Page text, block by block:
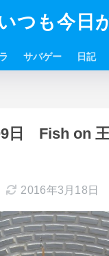
つも今日
サバゲー 日記
日 Fish on
2016年3月18日